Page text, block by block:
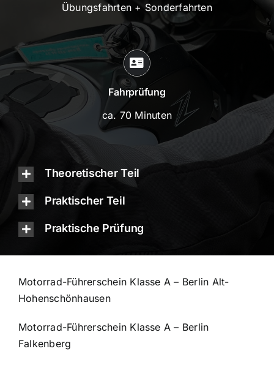
Übungsfahrten + Sonderfahrten
Fahrprüfung
ca. 70 Minuten
Theoretischer Teil
Praktischer Teil
Praktische Prüfung
Motorrad-Führerschein Klasse A – Berlin Alt-
Hohenschönhausen
Motorrad-Führerschein Klasse A – Berlin
Falkenberg